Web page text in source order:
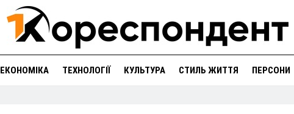
ЕКОНОМІКА ТЕХНОЛОГІЇ КУЛЬТУРА СТИЛЬ ЖИТТЯ ПЕРСОНИ